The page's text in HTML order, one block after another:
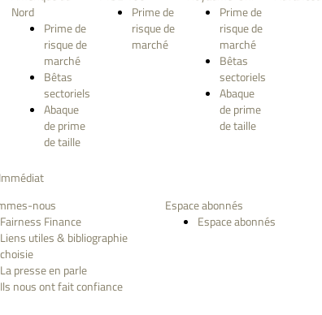
Nord
Prime de
risque de
marché
Bêtas
sectoriels
Abaque
de prime
de taille
Prime de
risque de
marché
Prime de
risque de
marché
Bêtas
sectoriels
Abaque
de prime
de taille
nous
Fairness Finance
Liens utiles & bibliographie
choisie
La presse en parle
Ils nous ont fait confiance
Espace abonnés
Espace abonnés